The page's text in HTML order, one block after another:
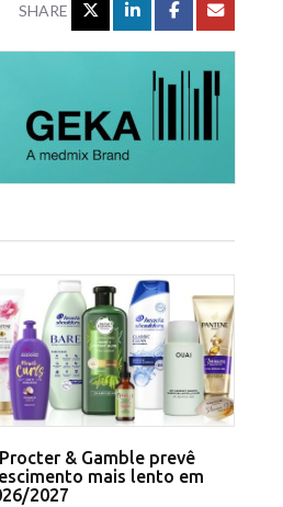
SHARE
& Gamble prevê
mais lento em
2027